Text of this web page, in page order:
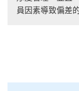
員因素導致偏差